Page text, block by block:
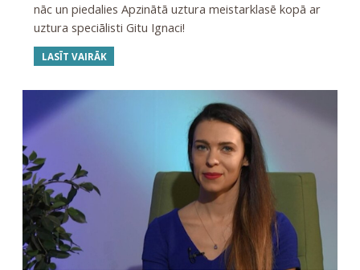
nāc un piedalies Apzinātā uztura meistarklasē kopā ar
uztura speciālisti Gitu Ignaci!
LASĪT VAIRĀK